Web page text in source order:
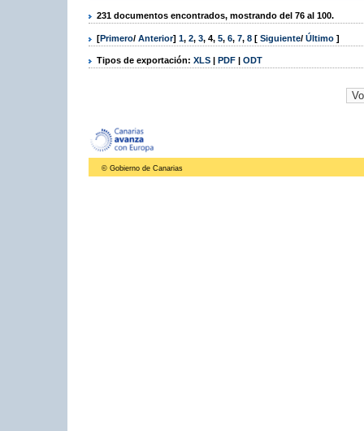
231 documentos encontrados, mostrando del 76 al 100.
[Primero/ Anterior] 1, 2, 3, 4, 5, 6, 7, 8 [ Siguiente/ Último ]
Tipos de exportación: XLS | PDF | ODT
© Gobierno de Canarias